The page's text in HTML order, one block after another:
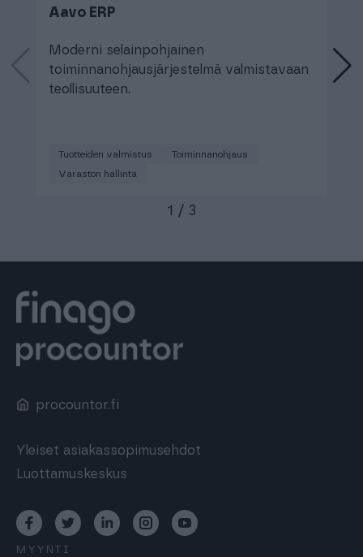
Aavo ERP
Moderni selainpohjainen
toiminnanohjausjärjestelmä valmistavaan
teollisuuteen.
Tuotteiden valmistus Toiminnanohjaus
Varaston hallinta
1 / 3
procountor.fi
Yleiset asiakassopimusehdot
Luottamuskeskus
MYYNTI